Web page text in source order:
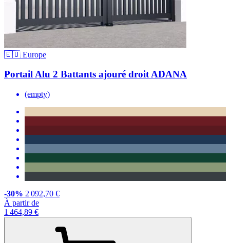
🇪🇺 Europe
Portail Alu 2 Battants ajouré droit ADANA
(empty)
-30% 2 092,70 €
À partir de
1 464,89 €